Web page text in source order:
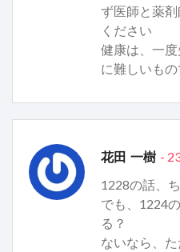
ず医師と薬
ください
健康は、一
に難しいも
花田 一樹 -
1228の話、
でも、1224
る？
ないなら、